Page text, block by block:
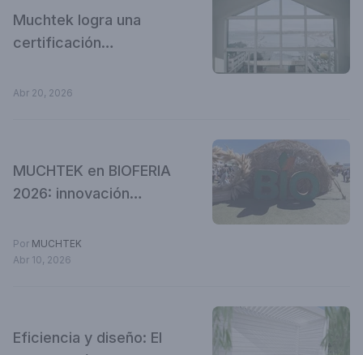
Muchtek logra una
certificación
internacional, un paso
Abr 20, 2026
MUCHTEK en BIOFERIA
2026: innovación
la arquitectura modular
Por MUCHTEK
Abr 10, 2026
Eficiencia y diseño: El